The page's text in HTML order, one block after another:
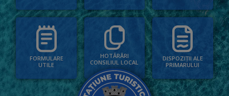
FORMULARE
UTILE
HOTĂRÂRI
CONSILIUL LOCAL
DISPOZIȚII ALE
PRIMARULUI